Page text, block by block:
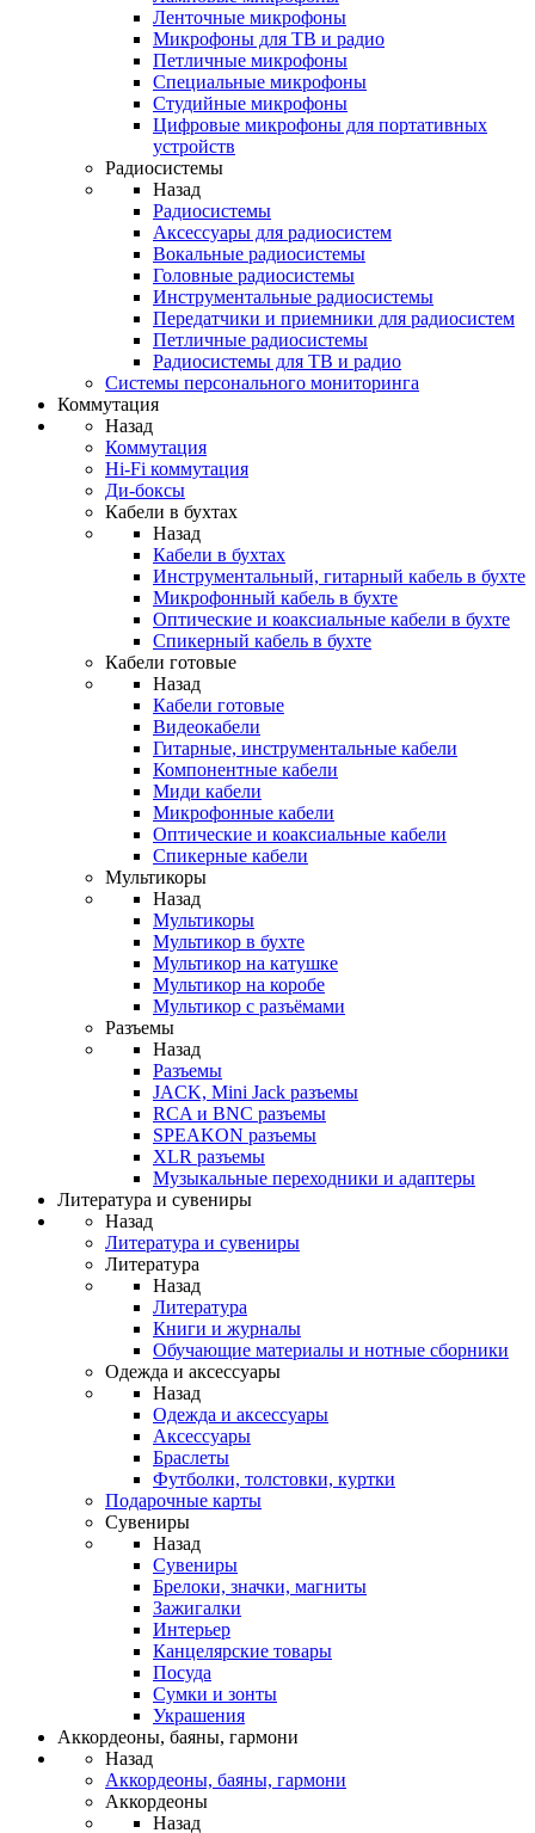
Ленточные микрофоны
Микрофоны для ТВ и радио
Петличные микрофоны
Специальные микрофоны
Студийные микрофоны
Цифровые микрофоны для портативных
устройств
Радиосистемы
Назад
Радиосистемы
Аксессуары для радиосистем
Вокальные радиосистемы
Головные радиосистемы
Инструментальные радиосистемы
Передатчики и приемники для радиосистем
Петличные радиосистемы
Радиосистемы для ТВ и радио
Системы персонального мониторинга
Коммутация
Назад
Коммутация
Hi-Fi коммутация
Ди-боксы
Кабели в бухтах
Назад
Кабели в бухтах
Инструментальный, гитарный кабель в бухте
Микрофонный кабель в бухте
Оптические и коаксиальные кабели в бухте
Спикерный кабель в бухте
Кабели готовые
Назад
Кабели готовые
Видеокабели
Гитарные, инструментальные кабели
Компонентные кабели
Миди кабели
Микрофонные кабели
Оптические и коаксиальные кабели
Спикерные кабели
Мультикоры
Назад
Мультикоры
Мультикор в бухте
Мультикор на катушке
Мультикор на коробе
Мультикор с разъёмами
Разъемы
Назад
Разъемы
JACK, Mini Jack разъемы
RCA и BNC разъемы
SPEAKON разъемы
XLR разъемы
Музыкальные переходники и адаптеры
Литература и сувениры
Назад
Литература и сувениры
Литература
Назад
Литература
Книги и журналы
Обучающие материалы и нотные сборники
Одежда и аксессуары
Назад
Одежда и аксессуары
Аксессуары
Браслеты
Футболки, толстовки, куртки
Подарочные карты
Сувениры
Назад
Сувениры
Брелоки, значки, магниты
Зажигалки
Интерьер
Канцелярские товары
Посуда
Сумки и зонты
Украшения
Аккордеоны, баяны, гармони
Назад
Аккордеоны, баяны, гармони
Аккордеоны
Назад